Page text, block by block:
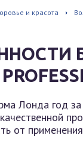
и красота
Лонда год
от применения